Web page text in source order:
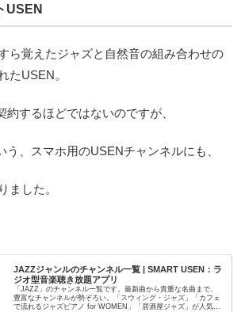
USEN
ら覚えたジャズと自然音の組み合わせの
たUSEN。
約するほどではないのですが、
う、スマホ用のUSENチャンネルにも、
ました。
JAZZジャンルのチャンネル一覧 | SMART USEN：ラ
ジオ型音楽聴き放題アプリ
「JAZZ」のチャンネル一覧です。最新曲から貴重な名曲まで、
豊富なチャンネルが勢ぞろい。「スウィング・ジャズ」「カフェ
で流れるジャズピアノ for WOMEN」「居酒屋ジャズ」が人気で